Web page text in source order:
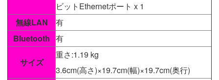
ビットEthernetポート x 1
無線LAN
有
Bluetooth 有
サイズ
重さ:1.19 kg
3.6cm(高さ)×19.7cm(幅)×19.7cm(奥行)